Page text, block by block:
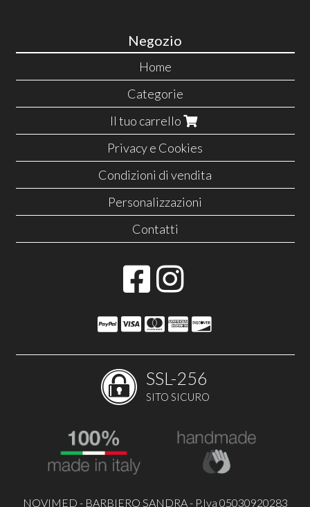
Negozio
Home
Categorie
Il tuo carrello
Privacy e Cookies
Condizioni di vendita
Personalizzazioni
Contatti
SSL-256
SITO SICURO
NOVIMED - BARBIERO SANDRA - P.Iva 05030920283